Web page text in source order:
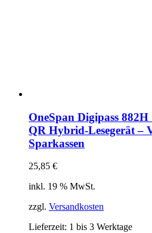
OneSpan Digipass
QR Hybrid-Lesegerät –
Sparkassen
25,85 €
inkl. 19 % MwSt.
zzgl. Versandkosten
Lieferzeit: 1 bis 3 Werktage